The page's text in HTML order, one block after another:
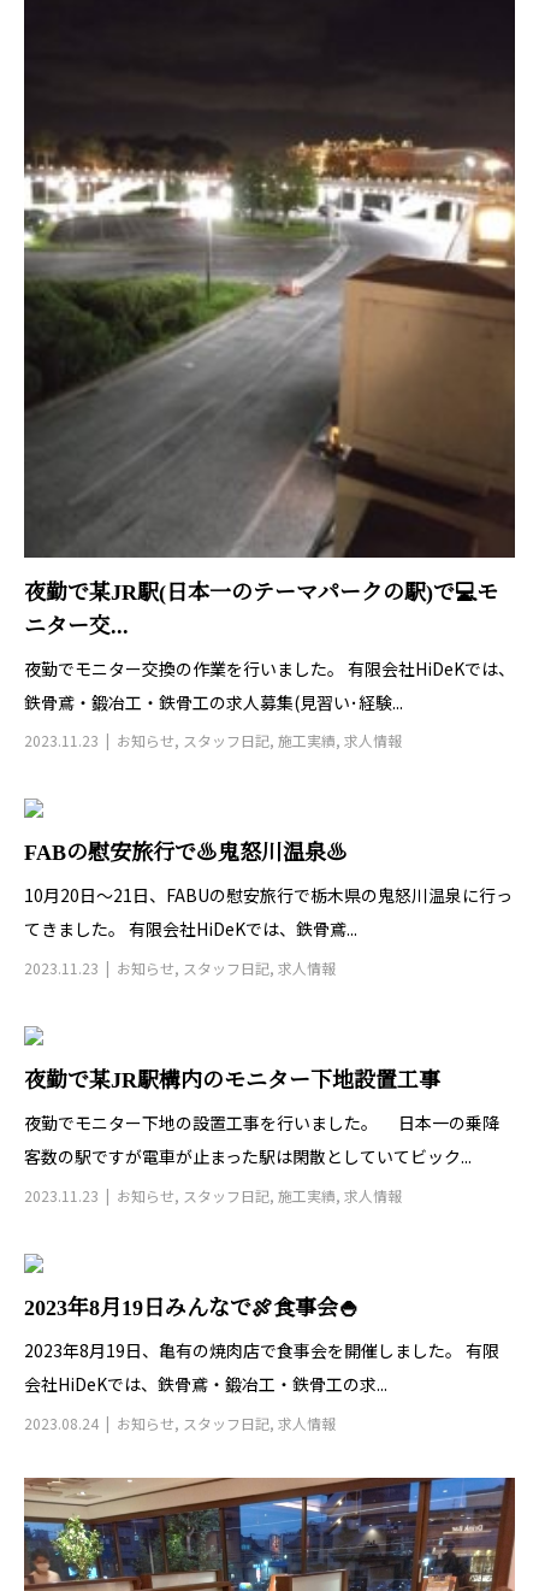
夜勤で某JR駅(日本一のテーマパークの駅)で💻モ
ニター交...
夜勤でモニター交換の作業を行いました。 有限会社HiDeKでは、
鉄骨鳶・鍛冶工・鉄骨工の求人募集(見習い･経験...
2023.11.23 お知らせ, スタッフ日記, 施工実績, 求人情報
FABの慰安旅行で♨鬼怒川温泉♨
10月20日～21日、FABUの慰安旅行で栃木県の鬼怒川温泉に行っ
てきました。 有限会社HiDeKでは、鉄骨鳶...
2023.11.23 お知らせ, スタッフ日記, 求人情報
夜勤で某JR駅構内のモニター下地設置工事
夜勤でモニター下地の設置工事を行いました。 日本一の乗降
客数の駅ですが電車が止まった駅は閑散としていてビック...
2023.11.23 お知らせ, スタッフ日記, 施工実績, 求人情報
2023年8月19日みんなで🍖食事会🍚
2023年8月19日、亀有の焼肉店で食事会を開催しました。 有限
会社HiDeKでは、鉄骨鳶・鍛冶工・鉄骨工の求...
2023.08.24 お知らせ, スタッフ日記, 求人情報